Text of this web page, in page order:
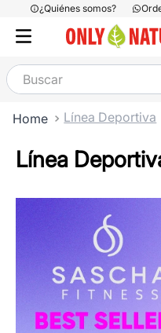
¿Quiénes somos?
Buscar
Línea Deportiva
Línea